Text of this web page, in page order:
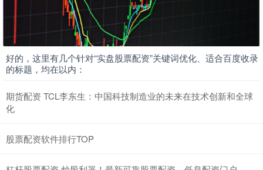
好的，这里有几个针对“实盘股票配资”关键词优化、适合百度收录
的标题，均在以内：
期货配资 TCL李东生：中国科技制造业的未来在技术创新和全球
化
股票配资软件排行TOP